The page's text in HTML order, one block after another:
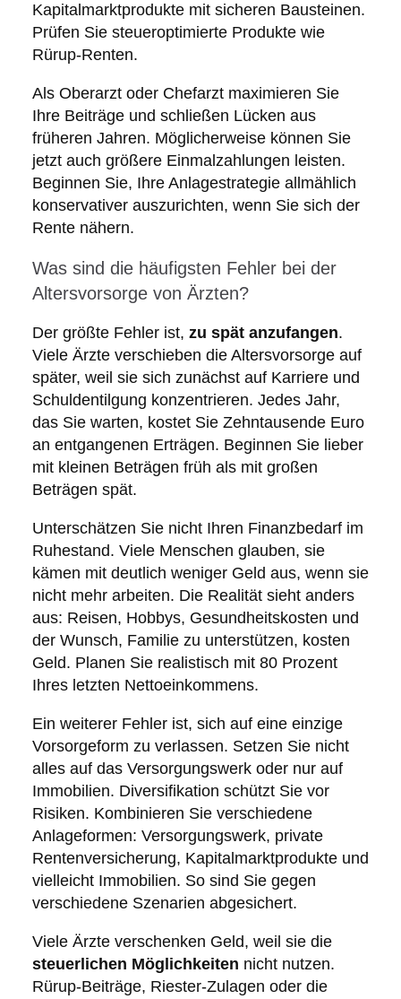
Kapitalmarktprodukte mit sicheren Bausteinen.
Prüfen Sie steueroptimierte Produkte wie
Rürup-Renten.
Als Oberarzt oder Chefarzt maximieren Sie
Ihre Beiträge und schließen Lücken aus
früheren Jahren. Möglicherweise können Sie
jetzt auch größere Einmalzahlungen leisten.
Beginnen Sie, Ihre Anlagestrategie allmählich
konservativer auszurichten, wenn Sie sich der
Rente nähern.
Was sind die häufigsten Fehler bei der
Altersvorsorge von Ärzten?
Der größte Fehler ist, zu spät anzufangen.
Viele Ärzte verschieben die Altersvorsorge auf
später, weil sie sich zunächst auf Karriere und
Schuldentilgung konzentrieren. Jedes Jahr,
das Sie warten, kostet Sie Zehntausende Euro
an entgangenen Erträgen. Beginnen Sie lieber
mit kleinen Beträgen früh als mit großen
Beträgen spät.
Unterschätzen Sie nicht Ihren Finanzbedarf im
Ruhestand. Viele Menschen glauben, sie
kämen mit deutlich weniger Geld aus, wenn sie
nicht mehr arbeiten. Die Realität sieht anders
aus: Reisen, Hobbys, Gesundheitskosten und
der Wunsch, Familie zu unterstützen, kosten
Geld. Planen Sie realistisch mit 80 Prozent
Ihres letzten Nettoeinkommens.
Ein weiterer Fehler ist, sich auf eine einzige
Vorsorgeform zu verlassen. Setzen Sie nicht
alles auf das Versorgungswerk oder nur auf
Immobilien. Diversifikation schützt Sie vor
Risiken. Kombinieren Sie verschiedene
Anlageformen: Versorgungswerk, private
Rentenversicherung, Kapitalmarktprodukte und
vielleicht Immobilien. So sind Sie gegen
verschiedene Szenarien abgesichert.
Viele Ärzte verschenken Geld, weil sie die
steuerlichen Möglichkeiten nicht nutzen.
Rürup-Beiträge, Riester-Zulagen oder die